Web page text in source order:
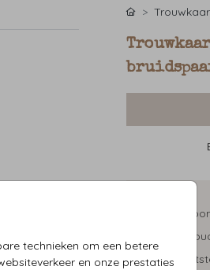
technieken om een betere
en onze prestaties